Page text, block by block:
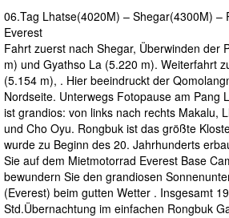
06.Tag Lhatse(4020M) – Shegar(4300M) –
Everest
Fahrt zuerst nach Shegar, Überwinden der
m) und Gyathso La (5.220 m). Weiterfahrt
(5.154 m), . Hier beeindruckt der
Nordseite. Unterwegs Fotopause am Pang
ist grandios: von links nach rechts Makalu,
und Cho Oyu. Rongbuk ist das größte
wurde zu Beginn des 20. Jahrhunderts
Sie auf dem Mietmotorrad Everest Base
bewundern Sie den grandiosen
(Everest) beim gutten Wetter . Insgesamt
Std.Übernachtung im einfachen Rongbuk